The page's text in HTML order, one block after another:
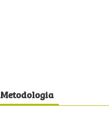
Metodologia